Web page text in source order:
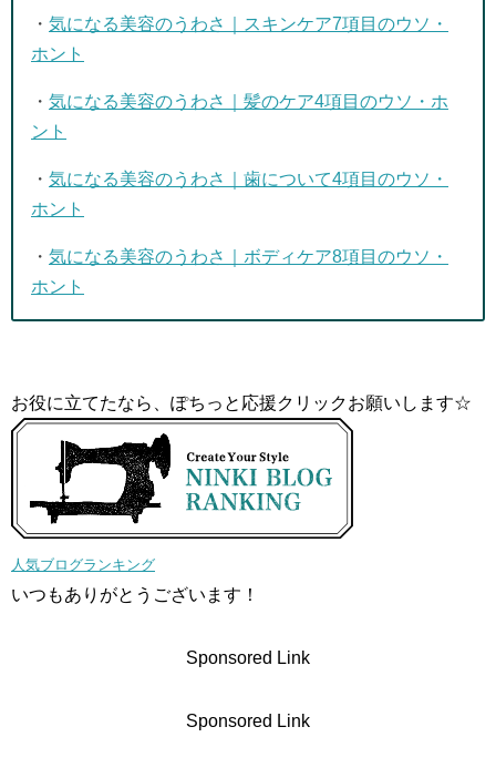
・ 気になる美容のうわさ｜スキンケア7項目のウソ・
ホント
・ 気になる美容のうわさ｜髪のケア4項目のウソ・ホ
ント
・ 気になる美容のうわさ｜歯について4項目のウソ・
ホント
・ 気になる美容のうわさ｜ボディケア8項目のウソ・
ホント
お役に立てたなら、ぽちっと応援クリックお願いします☆
人気ブログランキング
いつもありがとうございます！
Sponsored Link
Sponsored Link